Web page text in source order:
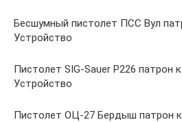
Бесшумный пистолет ПСС Вул
Устройство
Пистолет SIG-Sauer P226 патрон
Устройство
Пистолет ОЦ-27 Бердыш патрон